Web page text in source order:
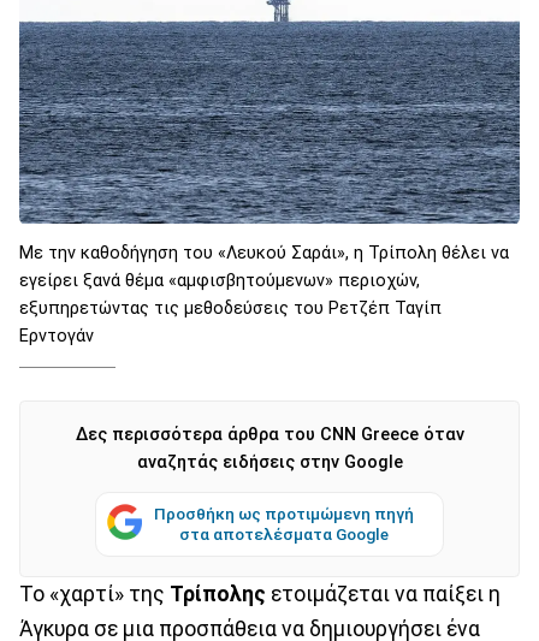
Με την καθοδήγηση του «Λευκού Σαράι», η Τρίπολη θέλει να
εγείρει ξανά θέμα «αμφισβητούμενων» περιοχών,
εξυπηρετώντας τις μεθοδεύσεις του Ρετζέπ Ταγίπ
Ερντογάν
Δες περισσότερα άρθρα του CNN Greece όταν
αναζητάς ειδήσεις στην Google
Προσθήκη ως προτιμώμενη πηγή
στα αποτελέσματα Google
Το «χαρτί» της Τρίπολης ετοιμάζεται να παίξει η
Άγκυρα σε μια προσπάθεια να δημιουργήσει ένα